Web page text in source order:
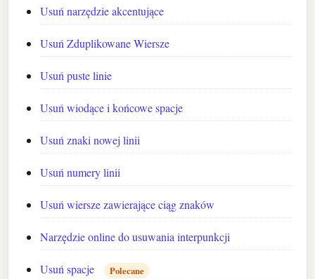
Usuń narzędzie akcentujące
Usuń Zduplikowane Wiersze
Usuń puste linie
Usuń wiodące i końcowe spacje
Usuń znaki nowej linii
Usuń numery linii
Usuń wiersze zawierające ciąg znaków
Narzędzie online do usuwania interpunkcji
Usuń spacje Polecane